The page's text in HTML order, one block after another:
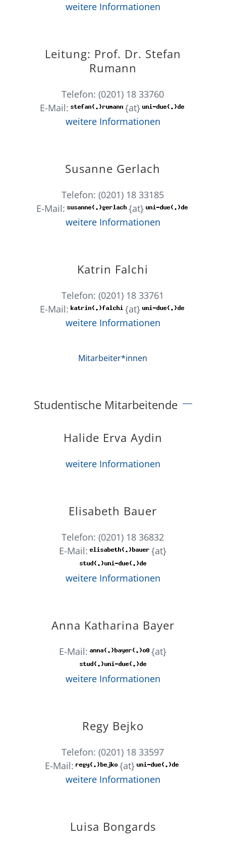
weitere Informationen
Leitung: Prof. Dr. Stefan
Rumann
Telefon: (0201) 18 33760
E-Mail:
{at}
weitere Informationen
Susanne Gerlach
Telefon: (0201) 18 33185
E-Mail:
{at}
weitere Informationen
Katrin Falchi
Telefon: (0201) 18 33761
E-Mail:
{at}
weitere Informationen
Mitarbeiter*innen
Studentische Mitarbeitende
Halide Erva Aydin
weitere Informationen
Elisabeth Bauer
Telefon: (0201) 18 36832
E-Mail:
{at}
weitere Informationen
Anna Katharina Bayer
E-Mail: {at}
weitere Informationen
Regy Bejko
Telefon: (0201) 18 33597
E-Mail:
{at}
weitere Informationen
Luisa Bongards